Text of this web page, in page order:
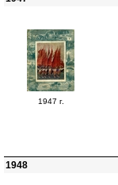
1947 г.
1948